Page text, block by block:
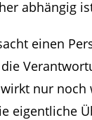
einen
nur noch
eigentliche